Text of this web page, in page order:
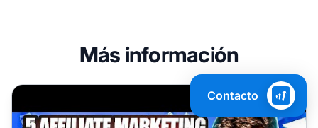
Más información
5 mejores tipos de contenido para el marketing de
Contacto